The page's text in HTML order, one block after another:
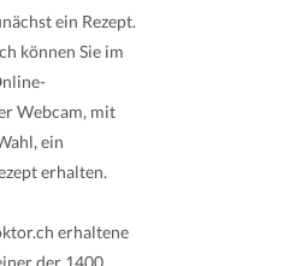
ein Rezept.
können Sie im
Webcam, mit
ein
erhalten.
erhaltene